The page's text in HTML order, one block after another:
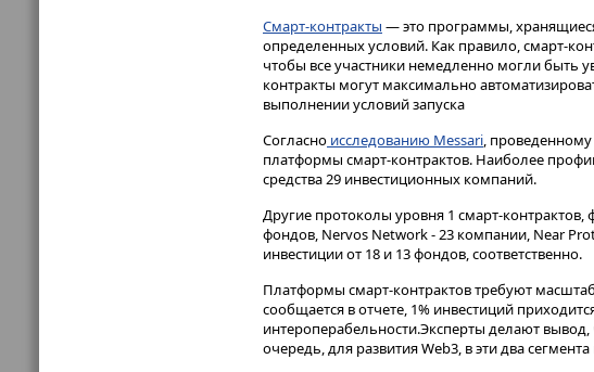
Смарт-контракты — это программы,
определенных условий. Как правило, смарт-
чтобы все участники немедленно могли быть
контракты могут максимально
выполнении условий запуска
Согласно исследованию Messari,
платформы смарт-контрактов. Наиболее
средства 29 инвестиционных компаний.
Другие протоколы уровня 1 смарт-
фондов, Nervos Network - 23 компании, Near
инвестиции от 18 и 13 фондов, соответственно.
Платформы смарт-контрактов требуют
сообщается в отчете, 1% инвестиций
интероперабельности.Эксперты делают
очередь, для развития Web3, в эти два